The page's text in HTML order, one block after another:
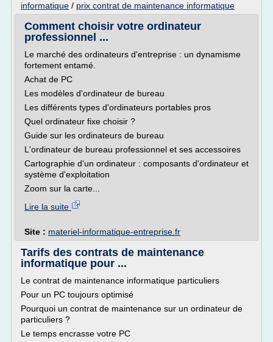
informatique / prix contrat de maintenance informatique
Comment choisir votre ordinateur
professionnel ...
Le marché des ordinateurs d'entreprise : un dynamisme
fortement entamé.
Achat de PC
Les modèles d'ordinateur de bureau
Les différents types d'ordinateurs portables pros
Quel ordinateur fixe choisir ?
Guide sur les ordinateurs de bureau
L'ordinateur de bureau professionnel et ses accessoires
Cartographie d'un ordinateur : composants d'ordinateur et
système d'exploitation
Zoom sur la carte...
Lire la suite
Site : materiel-informatique-entreprise.fr
Tarifs des contrats de maintenance
informatique pour ...
Le contrat de maintenance informatique particuliers
Pour un PC toujours optimisé
Pourquoi un contrat de maintenance sur un ordinateur de
particuliers ?
Le temps encrasse votre PC